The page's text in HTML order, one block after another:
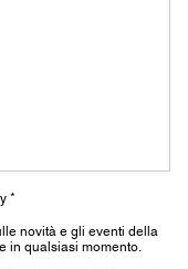
*
novità e gli eventi della
in qualsiasi momento.